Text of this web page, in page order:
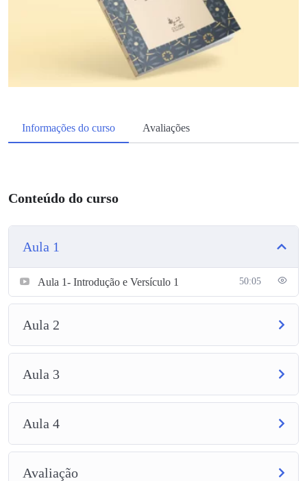
Informações do curso Avaliações
Conteúdo do curso
Aula 1
Aula 1- Introdução e Versículo 1 50:05
Aula 2
Aula 3
Aula 4
Avaliação